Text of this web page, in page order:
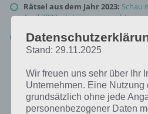
Rätsel aus dem Jahr 2023: Schau
April 2023, als Lösung gesucht war
Zur Übersicht :4 Bilder 1 Wort
Wohnen im April 2024!
Stand: 29.11.2025
Wir freuen uns sehr über Ihr
Unternehmen. Eine Nutzung
grundsätzlich ohne jede
personenbezogener Daten